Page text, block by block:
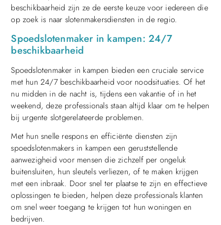
beschikbaarheid zijn ze de eerste keuze voor iedereen die
op zoek is naar slotenmakersdiensten in de regio.
Spoedslotenmaker in kampen: 24/7
beschikbaarheid
Spoedslotenmaker in kampen bieden een cruciale service
met hun 24/7 beschikbaarheid voor noodsituaties. Of het
nu midden in de nacht is, tijdens een vakantie of in het
weekend, deze professionals staan altijd klaar om te helpen
bij urgente slotgerelateerde problemen.
Met hun snelle respons en efficiënte diensten zijn
spoedslotenmakers in kampen een geruststellende
aanwezigheid voor mensen die zichzelf per ongeluk
buitensluiten, hun sleutels verliezen, of te maken krijgen
met een inbraak. Door snel ter plaatse te zijn en effectieve
oplossingen te bieden, helpen deze professionals klanten
om snel weer toegang te krijgen tot hun woningen en
bedrijven.